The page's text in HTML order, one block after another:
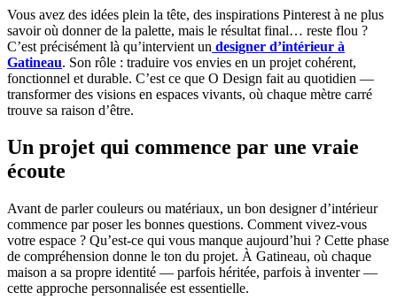
Vous avez des idées plein la tête, des inspirations Pinterest à ne plus
savoir où donner de la palette, mais le résultat final… reste flou ?
C’est précisément là qu’intervient un designer d’intérieur à
Gatineau. Son rôle : traduire vos envies en un projet cohérent,
fonctionnel et durable. C’est ce que O Design fait au quotidien —
transformer des visions en espaces vivants, où chaque mètre carré
trouve sa raison d’être.
Un projet qui commence par une vraie
écoute
Avant de parler couleurs ou matériaux, un bon designer d’intérieur
commence par poser les bonnes questions. Comment vivez-vous
votre espace ? Qu’est-ce qui vous manque aujourd’hui ? Cette phase
de compréhension donne le ton du projet. À Gatineau, où chaque
maison a sa propre identité — parfois héritée, parfois à inventer —
cette approche personnalisée est essentielle.